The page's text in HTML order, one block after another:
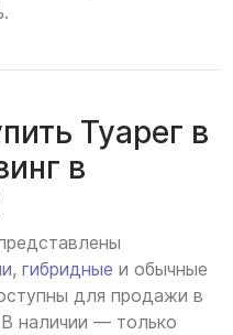
Туарег в
в
, гибридные и обычные
для продажи в
наличии — только